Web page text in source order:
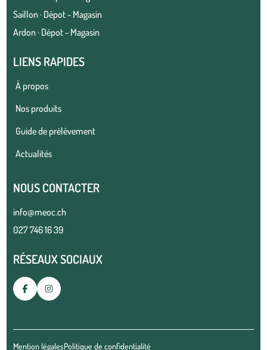
Saillon · Dépot - Magasin
Ardon · Dépot - Magasin
LIENS RAPIDES
À propos
Nos produits
Guide de prélèvement
Actualités
NOUS CONTACTER
info@meoc.ch
027 746 16 39
RÉSEAUX SOCIAUX
Mention légalesPolitique de confidentialité